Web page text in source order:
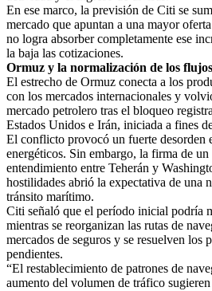
En ese marco, la previsión de Citi se
mercado que apuntan a una mayor
no logra absorber completamente ese
la baja las cotizaciones.
Ormuz y la normalización de los
El estrecho de Ormuz conecta a los
con los mercados internacionales y
mercado petrolero tras el bloqueo
Estados Unidos e Irán, iniciada a fines
El conflicto provocó un fuerte desorden
energéticos. Sin embargo, la firma de
entendimiento entre Teherán y
hostilidades abrió la expectativa de una
tránsito marítimo.
Citi señaló que el período inicial podría
mientras se reorganizan las rutas de
mercados de seguros y se resuelven los
pendientes.
“El restablecimiento de patrones de
aumento del volumen de tráfico